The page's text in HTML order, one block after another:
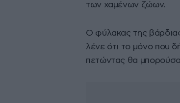
των χαμένων ζώων.
Ο φύλακας της
λένε ότι το μόνο που
πετώντας θα